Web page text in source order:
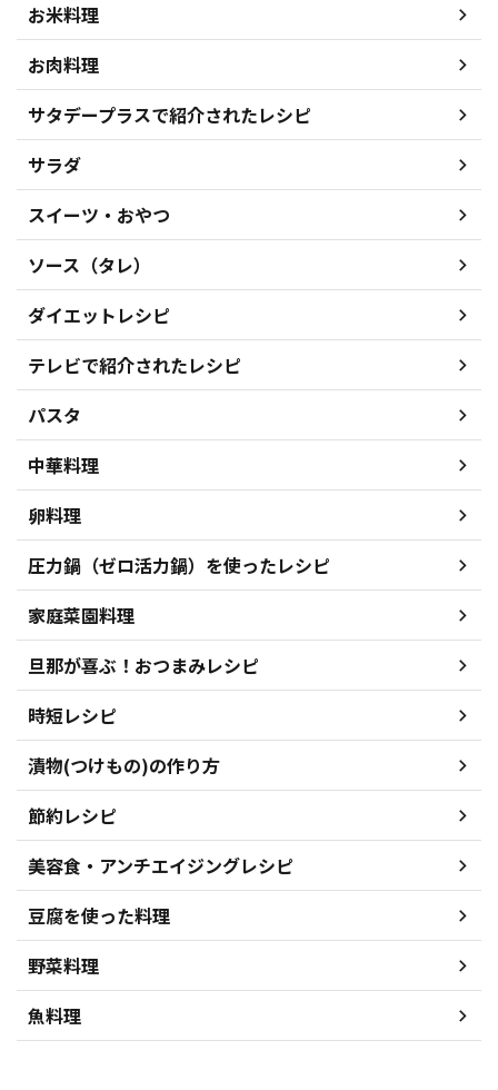
お米料理
お肉料理
サタデープラスで紹介されたレシピ
サラダ
スイーツ・おやつ
ソース（タレ）
ダイエットレシピ
テレビで紹介されたレシピ
パスタ
中華料理
卵料理
圧力鍋（ゼロ活力鍋）を使ったレシピ
家庭菜園料理
旦那が喜ぶ！おつまみレシピ
時短レシピ
漬物(つけもの)の作り方
節約レシピ
美容食・アンチエイジングレシピ
豆腐を使った料理
野菜料理
魚料理